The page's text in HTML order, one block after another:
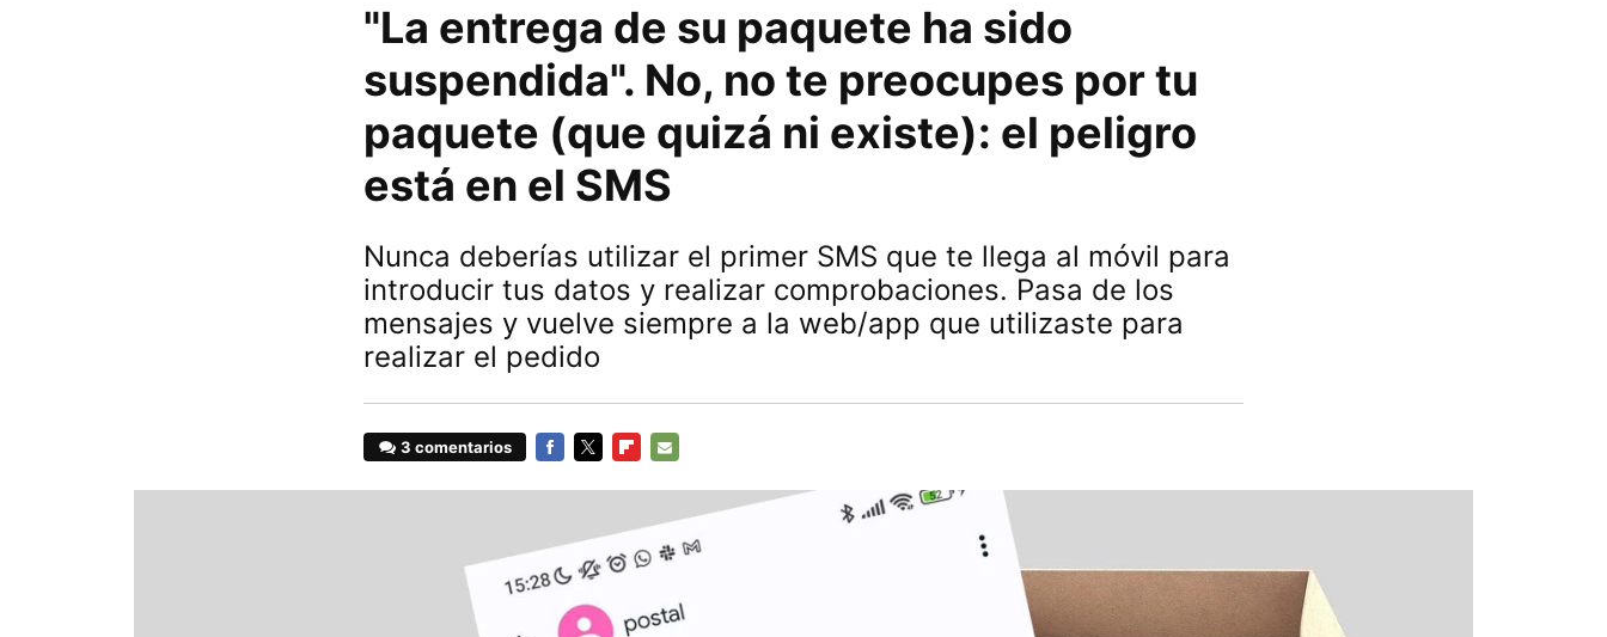
"La entrega de su paquete ha sido
suspendida". No, no te preocupes por tu
paquete (que quizá ni existe): el peligro
está en el SMS
Nunca deberías utilizar el primer SMS que te llega al móvil para
introducir tus datos y realizar comprobaciones. Pasa de los
mensajes y vuelve siempre a la web/app que utilizaste para
realizar el pedido
3 comentarios